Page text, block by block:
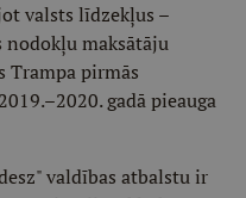
valsts līdzekļus –
maksātāju
Trampa pirmās
gadā pieauga
valdības atbalstu ir